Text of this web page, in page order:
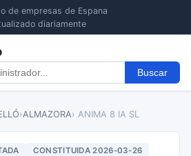
de empresas de Espana
diariamente
Buscar
›ALMAZORA› ANIMA 8 IA SL
CONSTITUIDA 2026-03-26